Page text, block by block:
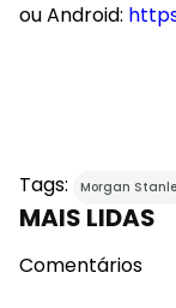
ou Android:
Tags: Morgan
MAIS LIDAS
Comentários